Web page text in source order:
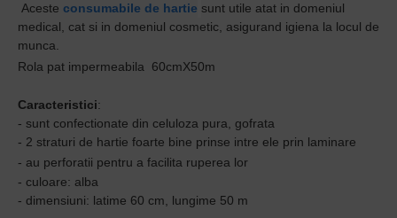
Aceste consumabile de hartie sunt utile atat in domeniul
medical, cat si in domeniul cosmetic, asigurand igiena la locul de
munca.
Rola pat impermeabila 60cmX50m
Caracteristici:
- sunt confectionate din celuloza pura, gofrata
- 2 straturi de hartie foarte bine prinse intre ele prin laminare
- au perforatii pentru a facilita ruperea lor
- culoare: alba
- dimensiuni: latime 60 cm, lungime 50 m